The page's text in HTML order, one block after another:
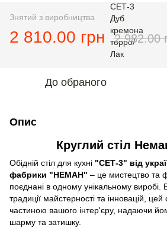
Знятий з виробництва
2 810.00 грн 2 982.00
До обраного
Опис
Круглий стіл
Обідній стіл для кухні "СЕТ-3" від
фабрики "НЕМАН" – це мистецтво та
поєднані в одному унікальному виробі.
традиції майстерності та інновацій,
частиною вашого інтер'єру, надаючи
шарму та затишку.